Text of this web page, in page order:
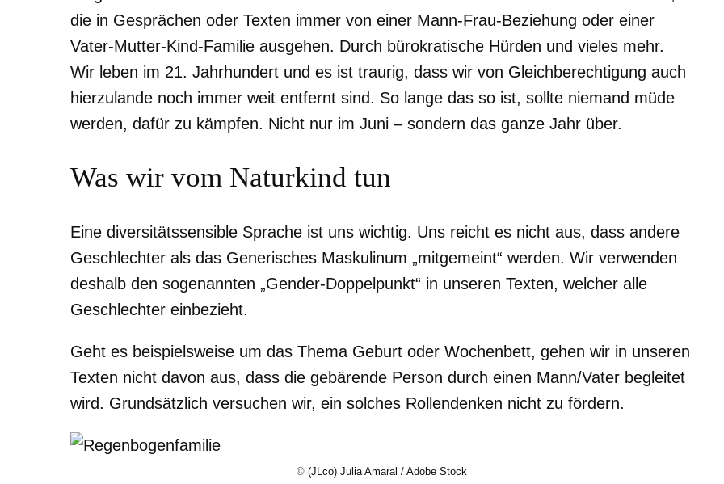
die in Gesprächen oder Texten immer von einer Mann-Frau-Beziehung oder einer
Vater-Mutter-Kind-Familie ausgehen. Durch bürokratische Hürden und vieles mehr.
Wir leben im 21. Jahrhundert und es ist traurig, dass wir von Gleichberechtigung auch
hierzulande noch immer weit entfernt sind. So lange das so ist, sollte niemand müde
werden, dafür zu kämpfen. Nicht nur im Juni – sondern das ganze Jahr über.
Was wir vom Naturkind tun
Eine diversitätssensible Sprache ist uns wichtig. Uns reicht es nicht aus, dass andere
Geschlechter als das Generisches Maskulinum „mitgemeint“ werden. Wir verwenden
deshalb den sogenannten „Gender-Doppelpunkt“ in unseren Texten, welcher alle
Geschlechter einbezieht.
Geht es beispielsweise um das Thema Geburt oder Wochenbett, gehen wir in unseren
Texten nicht davon aus, dass die gebärende Person durch einen Mann/Vater begleitet
wird. Grundsätzlich versuchen wir, ein solches Rollendenken nicht zu fördern.
©(JLco) Julia Amaral / Adobe Stock